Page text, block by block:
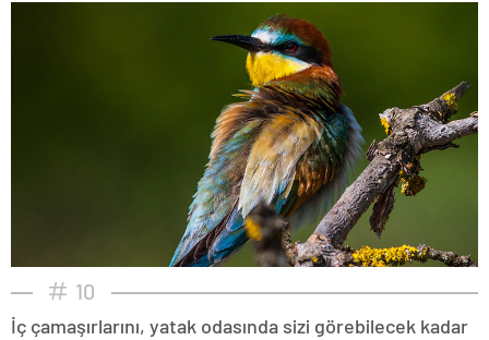
10
İç çamaşırlarını, yatak odasında sizi görebilecek kadar